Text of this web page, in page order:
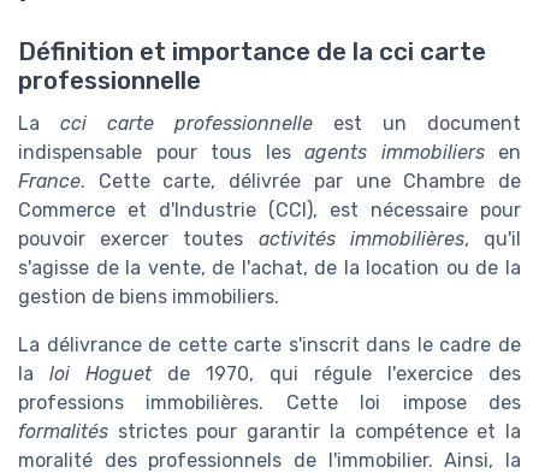
Définition et importance de la cci carte
professionnelle
La cci carte professionnelle est un document
indispensable pour tous les agents immobiliersen
France. Cette carte, délivrée par une Chambre de
Commerce et d'Industrie (CCI), est nécessaire pour
pouvoir exercer toutes activités immobilières, qu'il
s'agisse de la vente, de l'achat, de la location ou de la
gestion de biens immobiliers.
La délivrance de cette carte s'inscrit dans le cadre de
la loi Hoguetde 1970, qui régule l'exercice des
professions immobilières. Cette loi impose des
formalités strictes pour garantir la compétence et la
moralité des professionnels de l'immobilier. Ainsi, la